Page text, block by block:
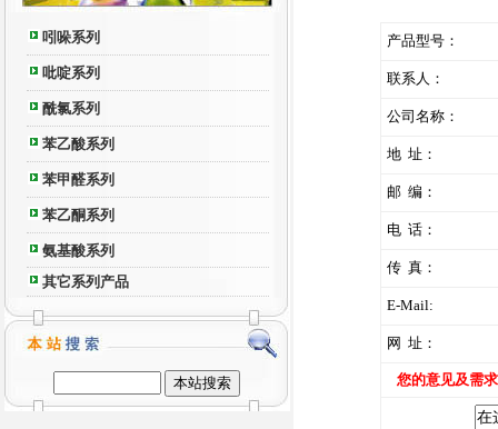
吲哚系列
吡啶系列
酰氯系列
苯乙酸系列
苯甲醛系列
苯乙酮系列
氨基酸系列
其它系列产品
产品型号：
联系人：
公司名称：
地 址：
邮 编：
电 话：
传 真：
E-Mail:
网 址：
您的意见及需